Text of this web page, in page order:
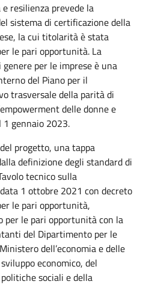
resilienza prevede la
sistema di certificazione della
la cui titolarità è stata
le pari opportunità. La
per le imprese è una
del Piano per il
trasversale della parità di
delle donne e
gennaio 2023.
progetto, una tappa
definizione degli standard di
tecnico sulla
1 ottobre 2021 con decreto
le pari opportunità,
per le pari opportunità con la
del Dipartimento per le
dell’economia e delle
economico, del
sociali e della